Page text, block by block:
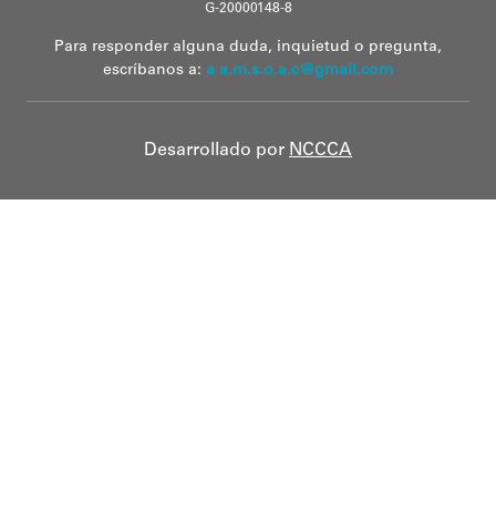
G-20000148-8
Para responder alguna duda, inquietud o pregunta,
escríbanos a: a a.m.s.o.a.c@gmail.com
Desarrollado por NCCCA